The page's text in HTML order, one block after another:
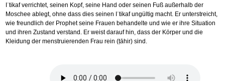
Iʿtikaf verrichtet, seinen Kopf, seine Hand oder seinen Fuß außerhalb der
Moschee ablegt, ohne dass dies seinen Iʿtikaf ungültig macht. Er unterstreicht,
wie freundlich der Prophet seine Frauen behandelte und wie er ihre Situation
und ihren Zustand verstand. Er weist darauf hin, dass der Körper und die
Kleidung der menstruierenden Frau rein (ṭāhir) sind.